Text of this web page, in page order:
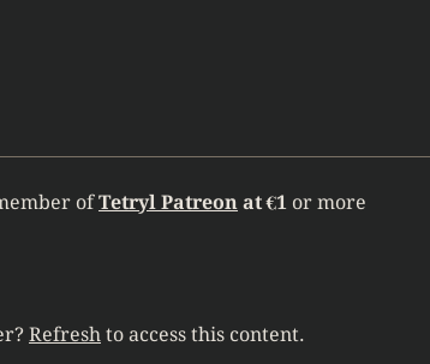
ofTetryl Patreon at €1 or more
Refresh to access this content.